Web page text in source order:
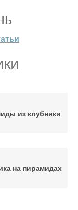
из клубники
на пирамидах